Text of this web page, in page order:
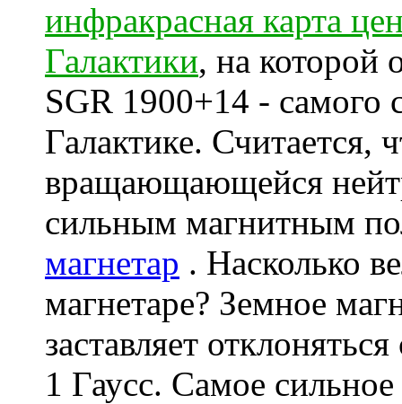
инфракрасная карта
Галактики, на которой
SGR 1900+14 - самого
Галактике. Считается,
вращающающейся
сильным магнитным
магнетар . Насколько
магнетаре? Земное
заставляет
1 Гаусс. Самое